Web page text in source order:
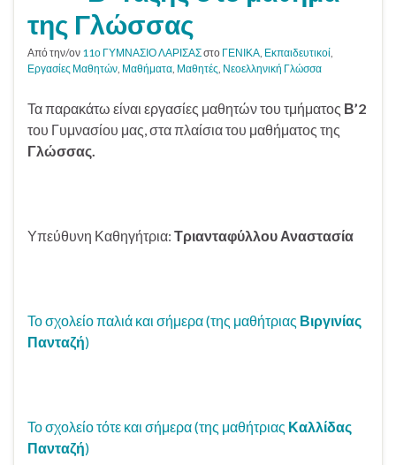
της Γλώσσας
Από την/ον 11ο ΓΥΜΝΑΣΙΟ ΛΑΡΙΣΑΣστο ΓΕΝΙΚΑ, Εκπαιδευτικοί,
Εργασίες Μαθητών, Μαθήματα, Μαθητές, Νεοελληνική Γλώσσα
Τα παρακάτω είναι εργασίες μαθητών του τμήματος Β’2
του Γυμνασίου μας, στα πλαίσια του μαθήματος της
Γλώσσας.
Υπεύθυνη Καθηγήτρια: Τριανταφύλλου Αναστασία
Το σχολείο παλιά και σήμερα (της μαθήτριας Βιργινίας
Πανταζή)
Το σχολείο τότε και σήμερα (της μαθήτριας Καλλίδας
Πανταζή)